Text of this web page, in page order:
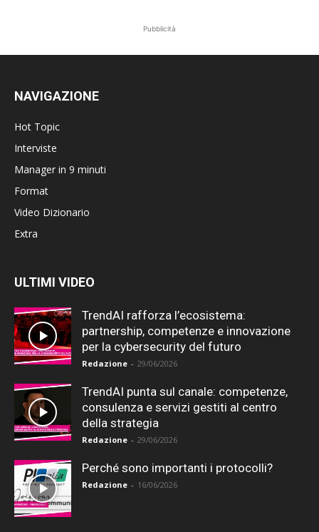
Pubblicità
NAVIGAZIONE
Hot Topic
Interviste
Manager in 9 minuti
Format
Video Dizionario
Extra
ULTIMI VIDEO
TrendAI rafforza l’ecosistema:
partnership, competenze e innovazione
per la cybersecurity del futuro
Redazione - 29/06/2026
TrendAI punta sul canale: competenze,
consulenza e servizi gestiti al centro
della strategia
Redazione - 29/06/2026
Perché sono importanti i protocolli?
Redazione - 16/06/2026